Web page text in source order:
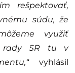
rešpektovať,
súdu, že
využiť
rady SR tu v
vyhlásil